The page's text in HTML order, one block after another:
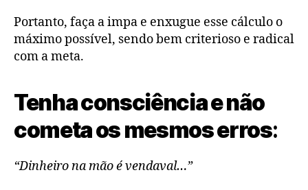
Portanto, faça a impa e enxugue esse cálculo o
máximo possível, sendo bem criterioso e radical
com a meta.
Tenha consciência e não
cometa os mesmos erros:
“Dinheiro na mão é vendaval…”